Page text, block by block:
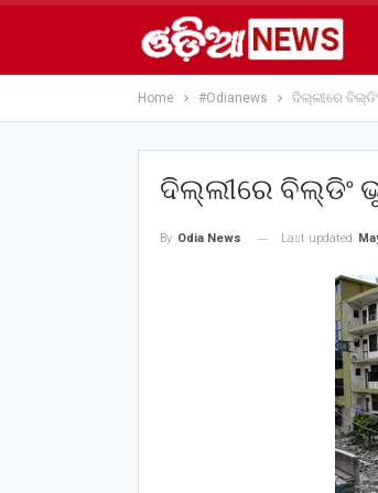
Home #Odianews ଦିଲ୍ଲୀରେ
ଦିଲ୍ଲୀରେ ବିଲ୍ଡିଂ
By Odia News Last updated